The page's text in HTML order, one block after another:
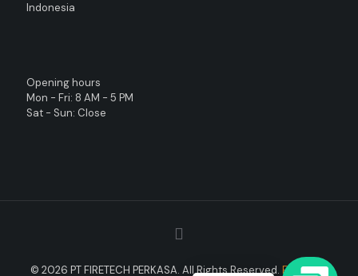
Indonesia
Opening hours
Mon - Fri: 8 AM - 5 PM
Sat - Sun: Close
© 2026 PT FIRETECH PERKASA. All Rights Reserved. FIRETECH